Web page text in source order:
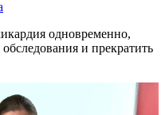
одновременно,
и прекратить